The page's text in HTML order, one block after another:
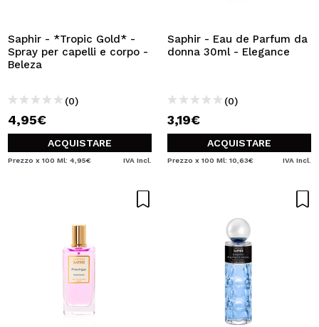
Creando un account su Maquibeauty.it potrai fare i tuoi
acquisti velocemente, controllare lo stato dei tuoi ordini e
consultare le tue operazioni precedenti.
CREARE UN ACCOUNT
Saphir - *Tropic Gold* -
Spray per capelli e corpo -
Beleza
(0)
4,95€
ACQUISTARE
Prezzo x 100 Ml: 4,95€ IVA Incl.
Saphir - Eau de Parfum da
donna 30ml - Elegance
(0)
3,19€
ACQUISTARE
Prezzo x 100 Ml: 10,63€ IVA Incl.